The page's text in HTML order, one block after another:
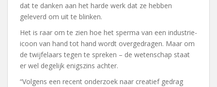
dat te danken aan het harde werk dat ze hebben
geleverd om uit te blinken.
Het is raar om te zien hoe het sperma van een industrie-
icoon van hand tot hand wordt overgedragen. Maar om
de twijfelaars tegen te spreken – de wetenschap staat
er wel degelijk enigszins achter.
“Volgens een recent onderzoek naar creatief gedrag